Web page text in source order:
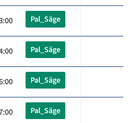
Pal_Säge
Pal_Säge
Pal_Säge
Pal_Säge